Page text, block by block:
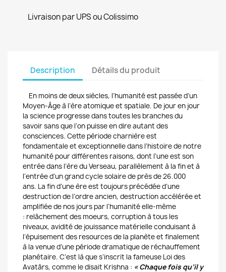
Livraison par UPS ou Colissimo
Description Détails du produit
En moins de deux siècles, l’humanité est passée d’un
Moyen-Âge à l’ère atomique et spatiale. De jour en jour
la science progresse dans toutes les branches du
savoir sans que l’on puisse en direautant des
consciences. Cette période charnière est
fondamentale et exceptionnelle dans l’histoire de notre
humanité pour différentes raisons, dont l’une est son
entrée dans l’ère du Verseau, parallèlement à la fin et à
l’entrée d’un grand cycle solaire de près de 26.000
ans. La fin d’une ère est toujours précédée d’une
destruction de l’ordre ancien, destruction accéléréeet
amplifiée de nos jours par l’humanité elle-même
: relâchement des moeurs, corruption à tous les
niveaux, avidité de jouissance matérielle conduisant à
l’épuisement des resources de la planète et finalement
à la venue d’une période dramatique de réchauffement
planétaire. C’est là que s’inscrit la fameuse Loi des
Avatârs, comme le disait Krishna : « Chaque fois qu’il y